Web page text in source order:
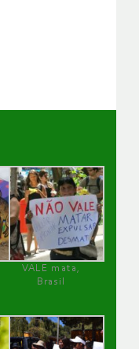
VALE mata,
Brasil